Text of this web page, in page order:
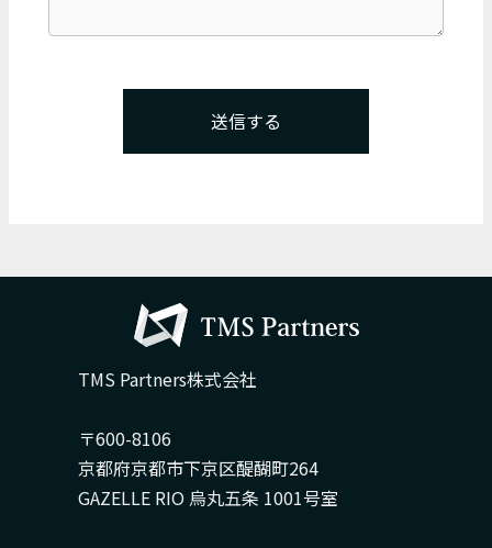
TMS Partners株式会社
〒600-8106
京都府京都市下京区醍醐町264
GAZELLE RIO 烏丸五条 1001号室